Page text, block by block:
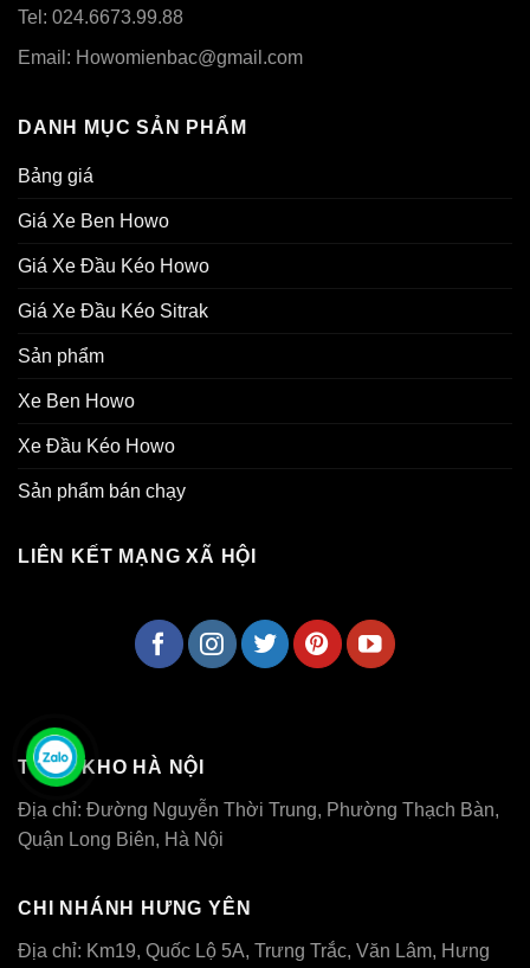
Tel: 024.6673.99.88
Email: Howomienbac@gmail.com
DANH MỤC SẢN PHẨM
Bảng giá
Giá Xe Ben Howo
Giá Xe Đầu Kéo Howo
Giá Xe Đầu Kéo Sitrak
Sản phẩm
Xe Ben Howo
Xe Đầu Kéo Howo
Sản phẩm bán chạy
LIÊN KẾT MẠNG XÃ HỘI
TỔNG KHO HÀ NỘI
Địa chỉ: Đường Nguyễn Thời Trung, Phường Thạch Bàn,
Quận Long Biên, Hà Nội
CHI NHÁNH HƯNG YÊN
Địa chỉ: Km19, Quốc Lộ 5A, Trưng Trắc, Văn Lâm, Hưng